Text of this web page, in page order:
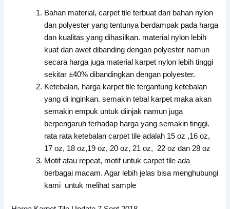
Bahan material, carpet tile terbuat dari bahan nylon
dan polyester yang tentunya berdampak pada harga
dan kualitas yang dihasilkan. material nylon lebih
kuat dan awet dibanding dengan polyester namun
secara harga juga material karpet nylon lebih tinggi
sekitar ±40% dibandingkan dengan polyester.
Ketebalan, harga karpet tile tergantung ketebalan
yang di inginkan. semakin tebal karpet maka akan
semakin empuk untuk diinjak namun juga
berpengaruh terhadap harga yang semakin tinggi.
rata rata ketebalan carpet tile adalah 15 oz ,16 oz,
17 oz, 18 oz,19 oz, 20 oz, 21 oz, 22 oz dan 28 oz
Motif atau repeat, motif untuk carpet tile ada
berbagai macam. Agar lebih jelas bisa menghubungi
kami untuk melihat sample